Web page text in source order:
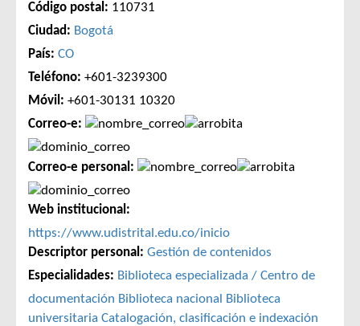
Código postal: 110731
Ciudad: Bogotá
País: CO
Teléfono: +601-3239300
Móvil: +601-30131 10320
Correo-e:
Correo-e personal:
Web institucional:
https://www.udistrital.edu.co/inicio
Descriptor personal: Gestión de contenidos
Especialidades: Biblioteca especializada / Centro de
documentación Biblioteca nacional
Biblioteca
universitaria Catalogación, clasificación e indexación